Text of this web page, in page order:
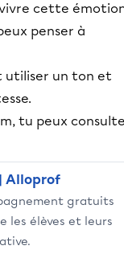
cette
penser à
utiliser un ton et
tu peux
Alloprof
gratuits
les élèves et leurs